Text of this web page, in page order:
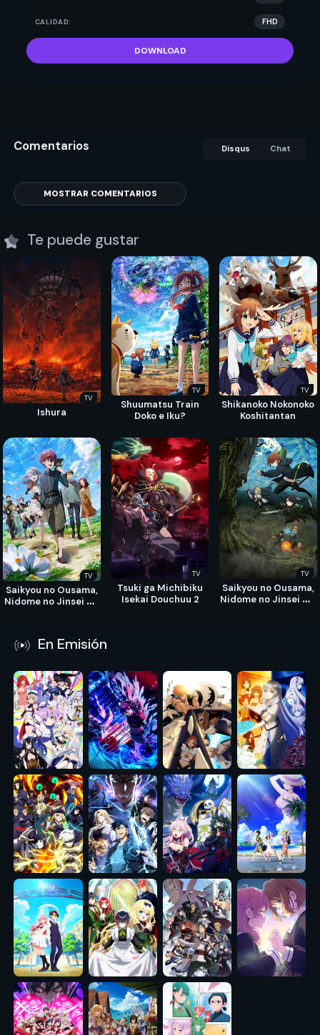
En Emisión
CALIDAD: FHD
DOWNLOAD
Comentarios Disqus Chat
MOSTRAR COMENTARIOS
Te puede gustar
TV
Ishura
TV
Shuumatsu Train
Doko e Iku?
TV
Shikanoko Nokonoko
Koshitantan
TV
Saikyou no Ousama,
Nidome no Jinsei wa
TV
Tsuki ga Michibiku
Isekai Douchuu 2
TV
Saikyou no Ousama,
Nidome no Jinsei wa